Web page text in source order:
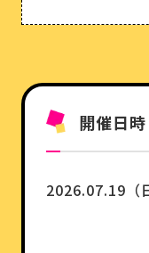
開催日時
2026.07.19（